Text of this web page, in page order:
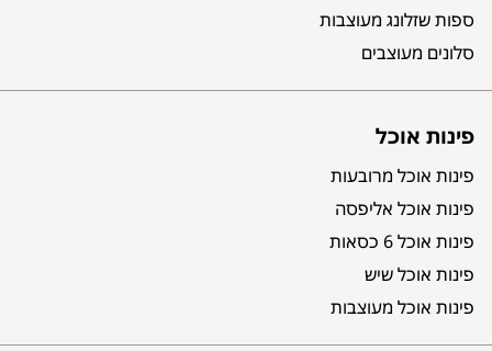
ספות שזלונג מעוצבות
סלונים מעוצבים
פינות אוכל
פינות אוכל מרובעות
פינות אוכל אליפסה
פינות אוכל 6 כסאות
פינות אוכל שיש
פינות אוכל מעוצבות